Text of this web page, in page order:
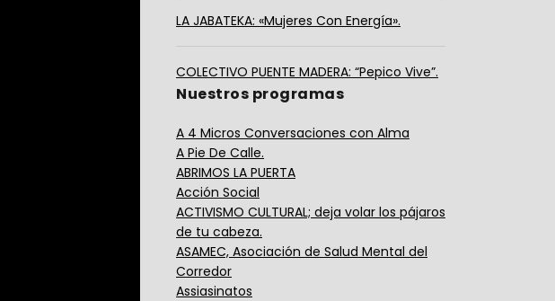
LA JABATEKA: «Mujeres Con Energía».
COLECTIVO PUENTE MADERA: “Pepico Vive”.
Nuestros programas
A 4 Micros Conversaciones con Alma
A Pie De Calle.
ABRIMOS LA PUERTA
Acción Social
ACTIVISMO CULTURAL; deja volar los pájaros
de tu cabeza.
ASAMEC, Asociación de Salud Mental del
Corredor
Assiasinatos